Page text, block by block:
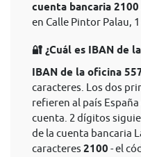
cuenta bancaria 2100
en Calle Pintor Palau,
🔐 ¿Cuál es IBAN de
IBAN de la oficina
caracteres. Los dos
refieren al país
cuenta. 2 dígitos
de la cuenta bancaria
caracteres 2100 - el